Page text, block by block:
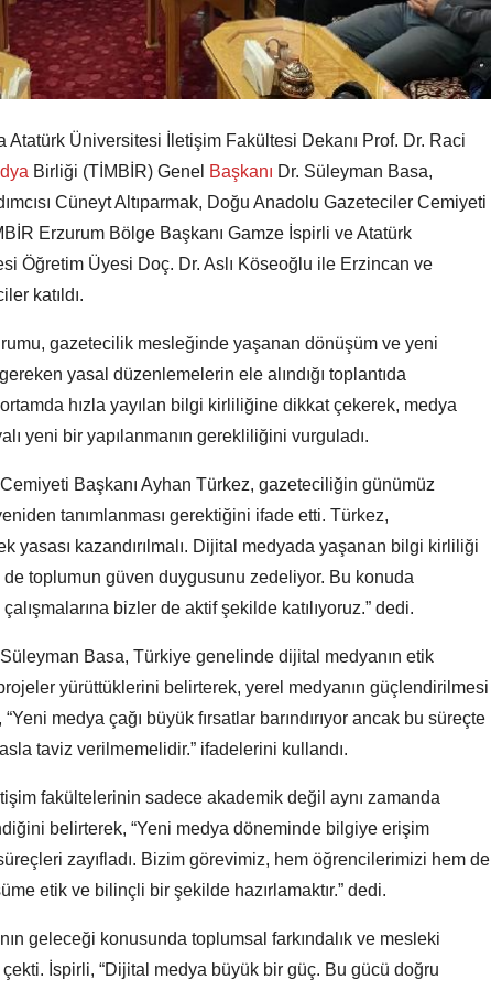
Atatürk Üniversitesi İletişim Fakültesi Dekanı Prof. Dr. Raci
Birliği (TİMBİR) Genel Başkanı Dr. Süleyman Basa,
Cüneyt Altıparmak, Doğu Anadolu Gazeteciler Cemiyeti
Erzurum Bölge Başkanı Gamze İspirli ve Atatürk
Öğretim Üyesi Doç. Dr. Aslı Köseoğlu ile Erzincan ve
katıldı.
gazetecilik mesleğinde yaşanan dönüşüm ve yeni
yasal düzenlemelerin ele alındığı toplantıda
ortamda hızla yayılan bilgi kirliliğine dikkat çekerek, medya
yeni bir yapılanmanın gerekliliğini vurguladı.
Başkanı Ayhan Türkez, gazeteciliğin günümüz
tanımlanması gerektiğini ifade etti. Türkez,
yasası kazandırılmalı. Dijital medyada yaşanan bilgi kirliliği
de toplumun güven duygusunu zedeliyor. Bu konuda
bizler de aktif şekilde katılıyoruz.” dedi.
Basa, Türkiye genelinde dijital medyanın etik
yürüttüklerini belirterek, yerel medyanın güçlendirilmesi
medya çağı büyük fırsatlar barındırıyor ancak bu süreçte
taviz verilmemelidir.” ifadelerini kullandı.
fakültelerinin sadece akademik değil aynı zamanda
belirterek, “Yeni medya döneminde bilgiye erişim
zayıfladı. Bizim görevimiz, hem öğrencilerimizi hem de
etik ve bilinçli bir şekilde hazırlamaktır.” dedi.
geleceği konusunda toplumsal farkındalık ve mesleki
çekti. İspirli, “Dijital medya büyük bir güç. Bu gücü doğru